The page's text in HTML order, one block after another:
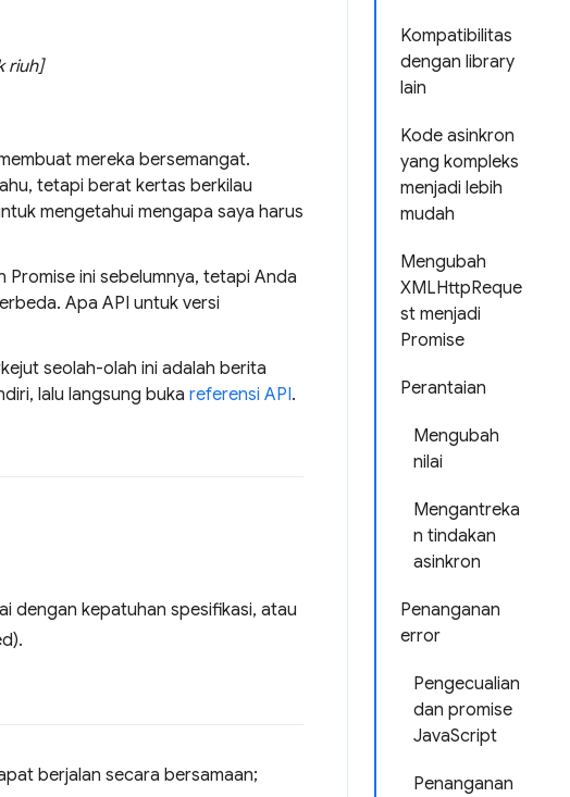
Kompatibilitas
dengan library
lain
Kode asinkron
yang kompleks
menjadi lebih
mudah
Mengubah
XMLHttpReque
st menjadi
Promise
Perantaian
Mengubah
nilai
Mengantreka
n tindakan
asinkron
Penanganan
error
Pengecualian
dan promise
JavaScript
Penanganan
riuh]
mereka bersemangat.
tetapi berat kertas berkilau
mengetahui mengapa saya harus
ini sebelumnya, tetapi Anda
Apa API untuk versi
seolah-olah ini adalah berita
lalu langsung buka referensi API.
dengan kepatuhan spesifikasi, atau
berjalan secara bersamaan;